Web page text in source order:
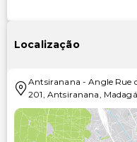
Localização
Antsiranana -Angle Rue
201 Antsiranana